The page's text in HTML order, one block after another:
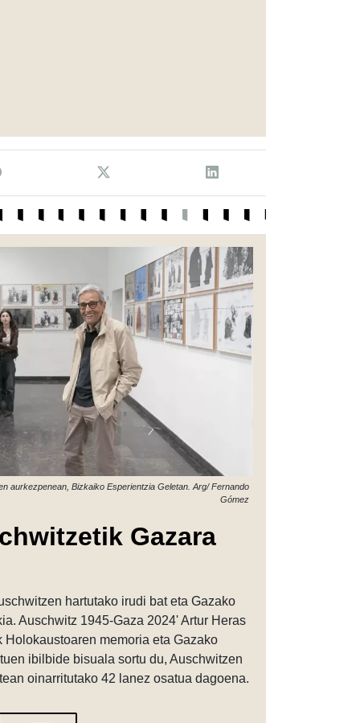
aurkezpenean, Bizkaiko Esperientzia Geletan. Arg/ Fernando
Gómez
Gazara
hartutako irudi bat eta Gazako
Auschwitz 1945-Gaza 2024' Artur Heras
memoria eta Gazako
ibilbide bisuala sortu du, Auschwitzen
oinarritutako 42 lanez osatua dagoena.